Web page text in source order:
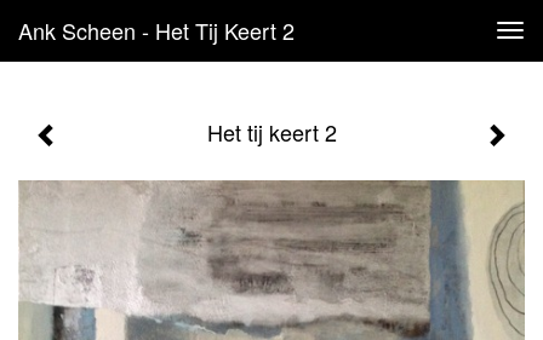
Ank Scheen - Het Tij Keert 2
Het tij keert 2